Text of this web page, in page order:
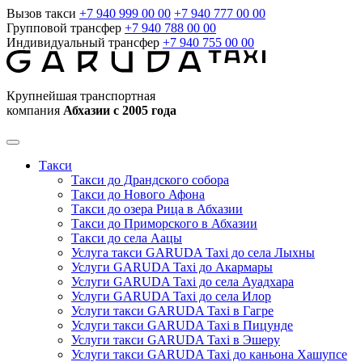
Вызов такси +7 940 999 00 00 +7 940 777 00 00
Групповой трансфер +7 940 788 00 00
Индивидуальный трансфер +7 940 755 00 00
Крупнейшая транспортная
компания Абхазии с 2005 года
Такси
Такси до Драндского собора
Такси до Нового Афона
Такси до озера Рица в Абхазии
Такси до Приморского в Абхазии
Такси до села Аацы
Услуга такси GARUDA Taxi до села Лыхны
Услуги GARUDA Taxi до Акармары
Услуги GARUDA Taxi до села Ауадхара
Услуги GARUDA Taxi до села Илор
Услуги такси GARUDA Taxi в Гагре
Услуги такси GARUDA Taxi в Пицунде
Услуги такси GARUDA Taxi в Эшеру
Услуги такси GARUDA Taxi до каньона Хашупсе